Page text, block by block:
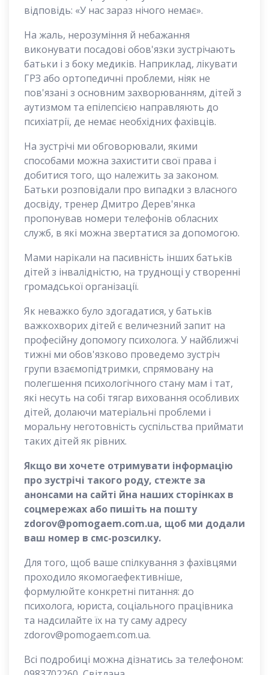
відповідь: «У нас зараз нічого немає».
На жаль, нерозуміння й небажання
виконувати посадові обов'язки зустрічають
батьки і з боку медиків. Наприклад, лікувати
ГРЗ або ортопедичні проблеми, ніяк не
пов'язані з основним захворюванням, дітей з
аутизмом та епілепсією направляють до
психіатрії, де немає необхідних фахівців.
На зустрічі ми обговорювали, якими
способами можна захистити свої права і
добитися того, що належить за законом.
Батьки розповідали про випадки з власного
досвіду, тренер Дмитро Дерев'янка
пропонував номери телефонів обласних
служб, в які можна звертатися за допомогою.
Мами нарікали на пасивність інших батьків
дітей з інвалідністю, на труднощі у створенні
громадської організації.
Як неважко було здогадатися, у батьків
важкохворих дітей є величезний запит на
професійну допомогу психолога. У найближчі
тижні ми обов'язково проведемо зустріч
групи взаємопідтримки, спрямовану на
полегшення психологічного стану мам і тат,
які несуть на собі тягар виховання особливих
дітей, долаючи матеріальні проблеми і
моральну неготовність суспільства приймати
таких дітей як рівних.
Якщо ви хочете отримувати інформацію
про зустрічі такого роду, стежте за
анонсами на сайті йна наших сторінках в
соцмережах або пишіть на пошту
zdorov@pomogaem.com.ua, щоб ми додали
ваш номер в смс-розсилку.
Для того, щоб ваше спілкування з фахівцями
проходило якомогаефективніше,
формулюйте конкретні питання: до
психолога, юриста, соціального працівника
та надсилайте їх на ту саму адресу
zdorov@pomogaem.com.ua.
Всі подробиці можна дізнатись за телефоном: